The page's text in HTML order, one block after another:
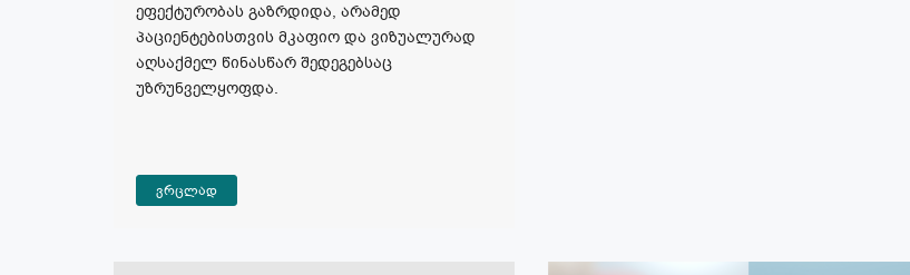
ეფექტურობას გაზრდიდა, არამედ
პაციენტებისთვის მკაფიო და ვიზუალურად
აღსაქმელ წინასწარ შედეგებსაც
უზრუნველყოფდა.
ვრცლად